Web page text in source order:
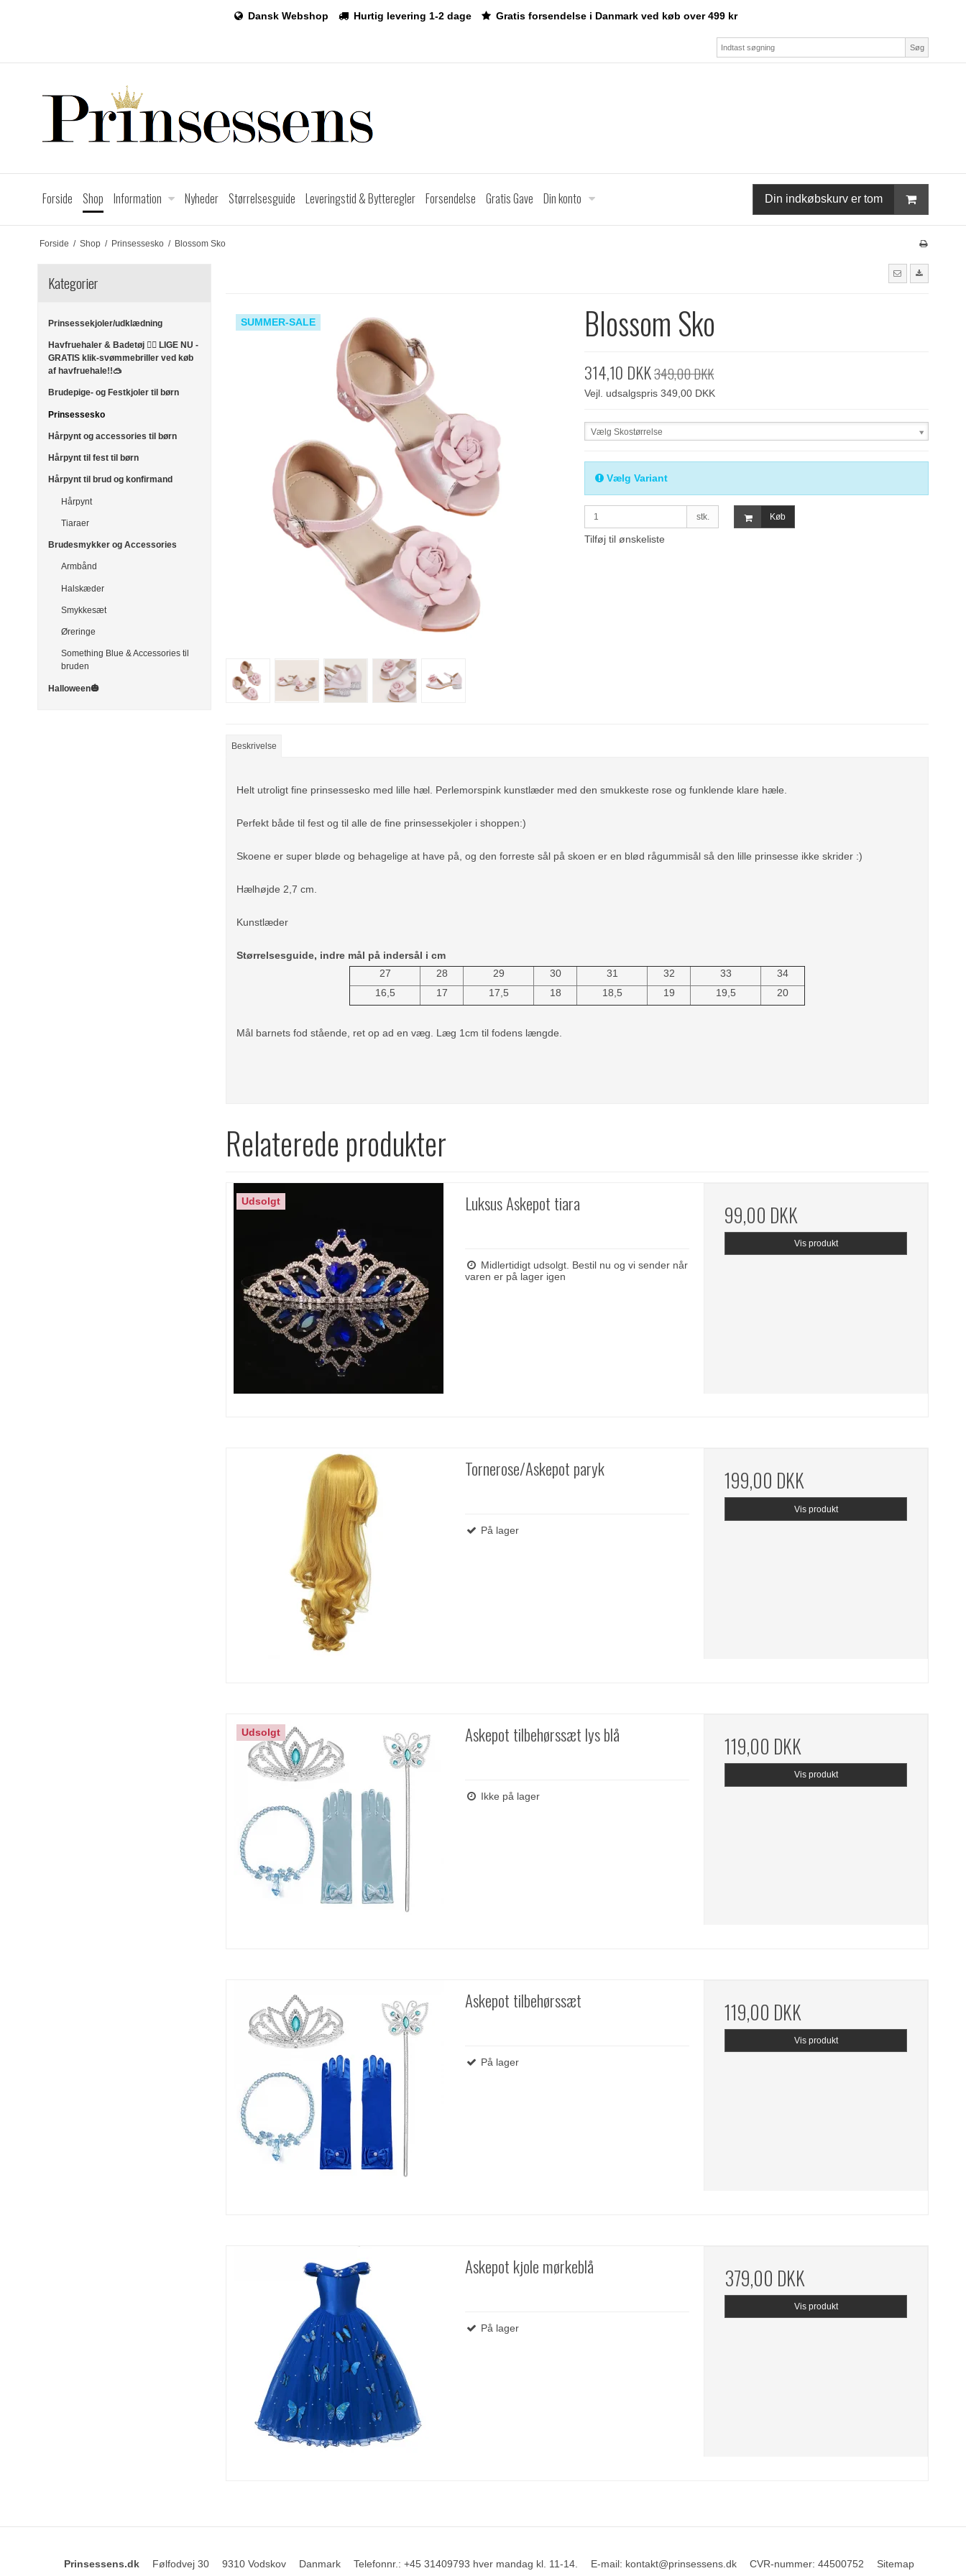
Dansk Webshop Hurtig levering 1-2 dage Gratis forsendelse i Danmark ved køb over 499 kr
Søg
Forside Shop Information Nyheder Størrelsesguide Leveringstid & Bytteregler Forsendelse Gratis Gave Din konto Din indkøbskurv er tom
Forside / Shop / Prinsessesko / Blossom Sko
Kategorier
Prinsessekjoler/udklædning
Havfruehaler & Badetøj 🧜‍♀️ LIGE NU -
GRATIS klik-svømmebriller ved køb
af havfruehale!!🥽
Brudepige- og Festkjoler til børn
Prinsessesko
Hårpynt og accessories til børn
Hårpynt til fest til børn
Hårpynt til brud og konfirmand
Hårpynt
Tiaraer
Brudesmykker og Accessories
Armbånd
Halskæder
Smykkesæt
Øreringe
Something Blue & Accessories til
bruden
Halloween🎃
SUMMER-SALE Blossom Sko
314,10 DKK349,00 DKK
Vejl. udsalgspris 349,00 DKK
Vælg Skostørrelse
Vælg Variant
stk. Køb
Tilføj til ønskeliste
Beskrivelse
Helt utroligt fine prinsessesko med lille hæl. Perlemorspink kunstlæder med den smukkeste rose og funklende klare hæle.
Perfekt både til fest og til alle de fine prinsessekjoler i shoppen:)
Skoene er super bløde og behagelige at have på, og den forreste sål på skoen er en blød rågummisål så den lille prinsesse ikke skrider :)
Hælhøjde 2,7 cm.
Kunstlæder
Størrelsesguide, indre mål på indersål i cm
27
28 29 30 31 32 33
34
16,5
17 17,5 18 18,5 19 19,5 20
Mål barnets fod stående, ret op ad en væg. Læg 1cm til fodens længde.
Relaterede produkter
Udsolgt Luksus Askepot tiara
Midlertidigt udsolgt. Bestil nu og vi sender når
varen er på lager igen
99,00 DKK
Vis produkt
Tornerose/Askepot paryk
På lager
199,00 DKK
Vis produkt
Udsolgt Askepot tilbehørssæt lys blå
Ikke på lager
119,00 DKK
Vis produkt
Askepot tilbehørssæt
På lager
119,00 DKK
Vis produkt
Askepot kjole mørkeblå
På lager
379,00 DKK
Vis produkt
Prinsessens.dk Følfodvej 30 9310 Vodskov Danmark Telefonnr. : +45 31409793 hver mandag kl. 11-14. E-mail: kontakt@prinsessens.dk CVR-nummer: 44500752
Sitemap